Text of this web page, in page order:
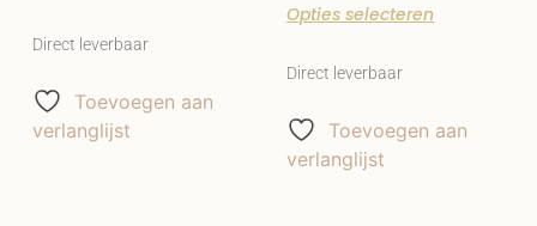
Direct leverbaar
Toevoegen aan
verlanglijst
Opties selecteren
Direct leverbaar
Toevoegen aan
verlanglijst